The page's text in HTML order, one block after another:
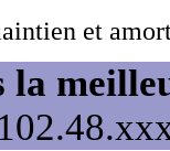
et
la